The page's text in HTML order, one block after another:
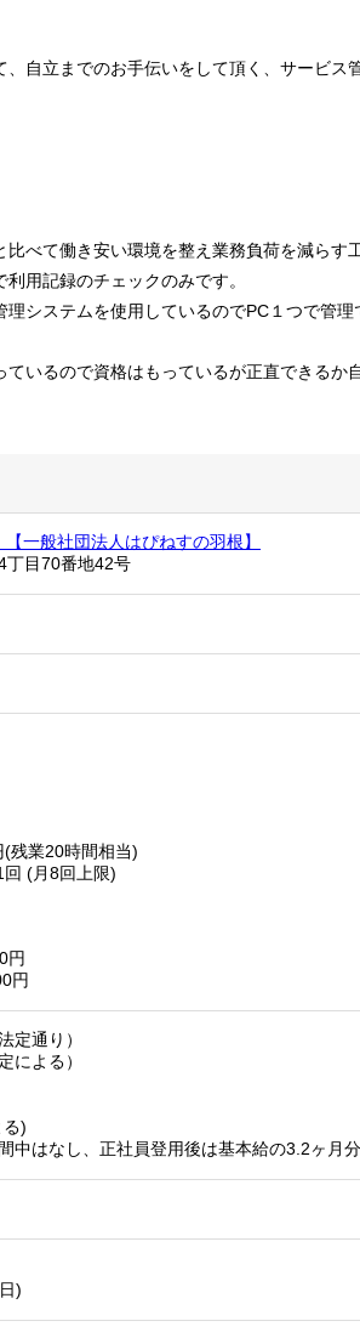
自立までのお手伝いをして頂く、サービス
べて働き安い環境を整え業務負荷を減らす
用記録のチェックのみです。
システムを使用しているのでPC１つで管
いるので資格はもっているが正直できるか
【一般社団法人はぴねすの羽根】
丁目70番地42号
(残業20時間相当)
回 (月8回上限)
円
円
定通り）
による）
る)
中はなし、正社員登用後は基本給の3.2ヶ月分
)